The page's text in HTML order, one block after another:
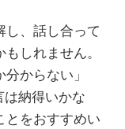
し、話し合って
しれません。
からない」
納得いかな
とをおすすめい